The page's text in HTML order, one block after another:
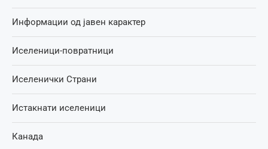
Информации од јавен карактер
Иселеници-повратници
Иселенички Страни
Истакнати иселеници
Канада